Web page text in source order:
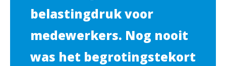
belastingdruk voor
medewerkers. Nog nooit
was het begrotingstekort